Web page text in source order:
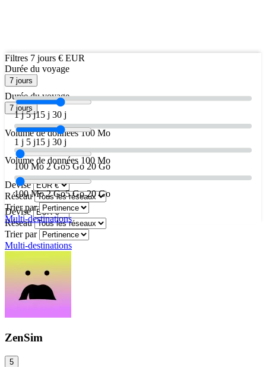
Filtres 7 jours € EUR
Durée du voyage
7 jours
1 j 5 j15 j 30 j
Volume de données 100 Mo
100 Mo 2 Go5 Go 20 Go
Devise
Réseau
Trier par
Multi-destinations
Durée du voyage
7 jours
1 j 5 j15 j 30 j
Volume de données 100 Mo
100 Mo 2 Go5 Go 20 Go
Devise
Réseau
Trier par
Multi-destinations
ZenSim
5